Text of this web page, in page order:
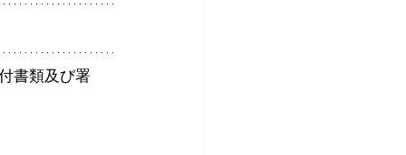
書類及び署